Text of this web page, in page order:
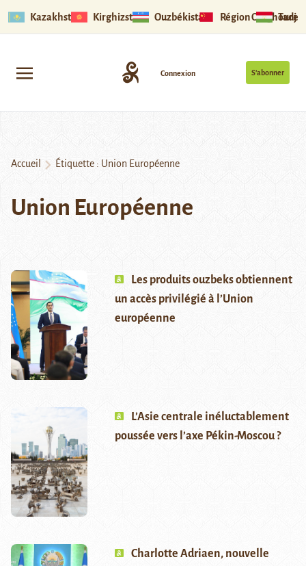
Kazakhstan Kirghizstan Ouzbékistan Région Ouïghoure
S’abonner
Connexion
Accueil Étiquette : Union Européenne
Union Européenne
Les produits ouzbeks obtiennent
un accès privilégié à l’Union
européenne
L’Asie centrale inéluctablement
poussée vers l’axe Pékin-Moscou ?
Charlotte Adriaen, nouvelle